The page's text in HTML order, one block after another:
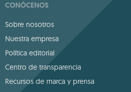
CONÓCENOS
Sobre nosotros
Nuestra empresa
Política editorial
Centro de transparencia
Recursos de marca y prensa